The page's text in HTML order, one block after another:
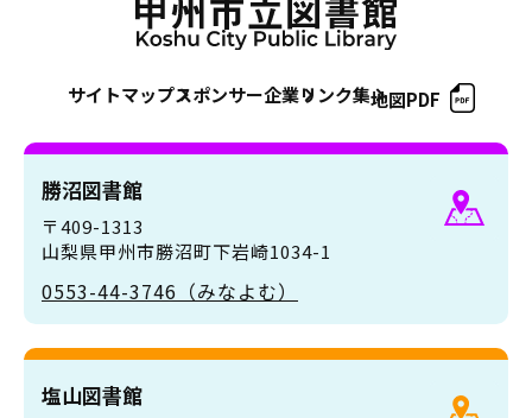
サイトマップスポンサー企業リンク集地図PDF
勝沼図書館
〒409-1313
山梨県甲州市勝沼町下岩崎1034-1
0553-44-3746（みなよむ）
塩山図書館